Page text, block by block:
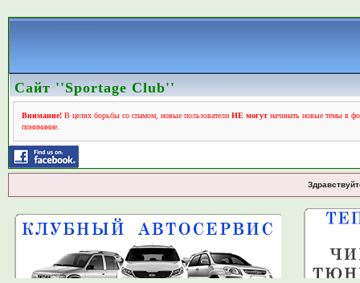
Сайт ''Sportage Club''
Внимание!В целях борьбы со спамом, новые пользователи НЕ могутначинать новые темы в
понимание.